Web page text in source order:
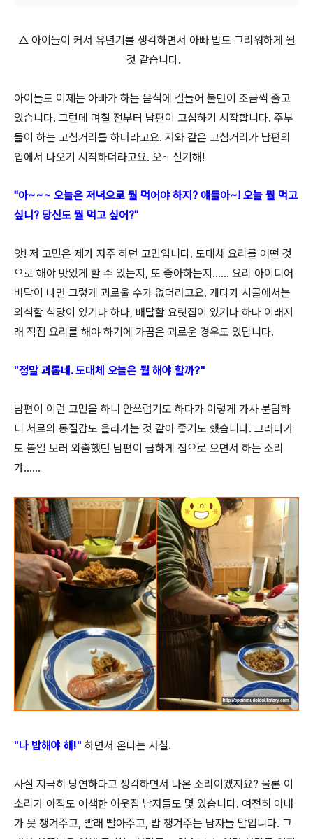
△ 아이들이 커서 유년기를 생각하면서 아빠 밥도 그리워하게 될
것 같습니다.
아이들도 이제는 아빠가 하는 음식에 길들어 불만이 조금씩 줄고
있습니다. 그런데 며칠 전부터 남편이 고심하기 시작합니다. 주부
들이 하는 고심거리를 하더라고요. 저와 같은 고심거리가 남편의
입에서 나오기 시작하더라고요. 오~ 신기해!
"아~~~ 오늘은 저녁으로 뭘 먹어야 하지? 얘들아~! 오늘 뭘 먹고
싶니? 당신도 뭘 먹고 싶어?"
앗! 저 고민은 제가 자주 하던 고민입니다. 도대체 요리를 어떤 것
으로 해야 맛있게 할 수 있는지, 또 좋아하는지...... 요리 아이디어
바닥이 나면 그렇게 괴로울 수가 없더라고요. 게다가 시골에서는
외식할 식당이 있기나 하나, 배달할 요릿집이 있기나 하나 이래저
래 직접 요리를 해야 하기에 가끔은 괴로운 경우도 있답니다.
"정말 괴롭네. 도대체 오늘은 뭘 해야 할까?"
남편이 이런 고민을 하니 안쓰럽기도 하다가 이렇게 가사 분담하
니 서로의 동질감도 올라가는 것 같아 좋기도 했습니다. 그러다가
도 볼일 보러 외출했던 남편이 급하게 집으로 오면서 하는 소리
가......
"나 밥해야 해!" 하면서 온다는 사실.
사실 지극히 당연하다고 생각하면서 나온 소리이겠지요? 물론 이
소리가 아직도 어색한 이웃집 남자들도 몇 있습니다. 여전히 아내
가 옷 챙겨주고, 빨래 빨아주고, 밥 챙겨주는 남자들 말입니다. 그